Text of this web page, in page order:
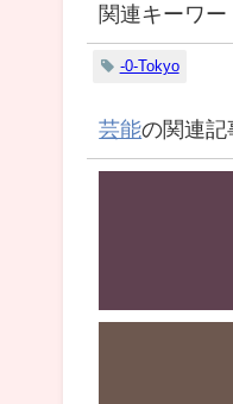
関連キーワー
-0-Tokyo
芸能の関連記